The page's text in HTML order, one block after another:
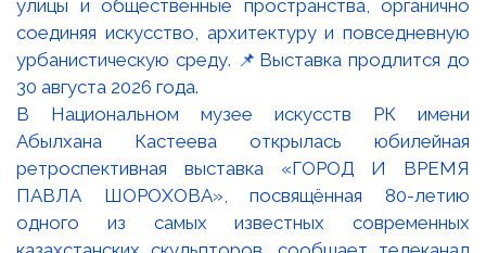
В Национальном музее искусств РК имени
Абылхана Кастеева открылась юбилейная
ретроспективная выставка «ГОРОД И ВРЕМЯ
ПАВЛА ШОРОХОВА», посвящённая 80-летию
одного из самых известных современных